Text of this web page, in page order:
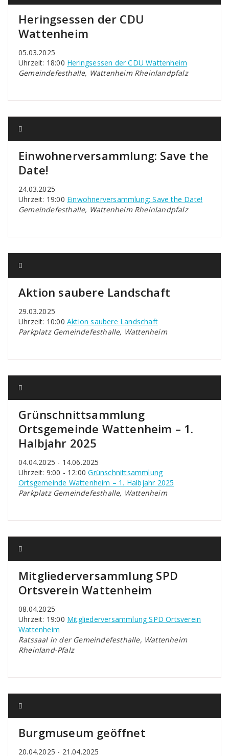
Heringsessen der CDU
Wattenheim
05.03.2025
Uhrzeit: 18:00 Heringsessen der CDU Wattenheim
Gemeindefesthalle, Wattenheim Rheinlandpfalz
Einwohnerversammlung: Save the
Date!
24.03.2025
Uhrzeit: 19:00 Einwohnerversammlung: Save the Date!
Gemeindefesthalle, Wattenheim Rheinlandpfalz
Aktion saubere Landschaft
29.03.2025
Uhrzeit: 10:00 Aktion saubere Landschaft
Parkplatz Gemeindefesthalle, Wattenheim
Grünschnittsammlung
Ortsgemeinde Wattenheim – 1.
Halbjahr 2025
04.04.2025 - 14.06.2025
Uhrzeit: 9:00 - 12:00Grünschnittsammlung
Ortsgemeinde Wattenheim – 1. Halbjahr 2025
Parkplatz Gemeindefesthalle, Wattenheim
Mitgliederversammlung SPD
Ortsverein Wattenheim
08.04.2025
Uhrzeit: 19:00 Mitgliederversammlung SPD Ortsverein
Wattenheim
Ratssaal in der Gemeindefesthalle, Wattenheim
Rheinland-Pfalz
Burgmuseum geöffnet
20.04.2025 - 21.04.2025